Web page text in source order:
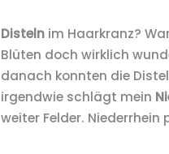
Disteln im Haarkranz?
Blüten doch wirklich
danach konnten die
irgendwie schlägt mein
weiter Felder.